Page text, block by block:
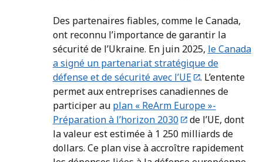
Des partenaires fiables, comme le Canada,
ont reconnu l’importance de garantir la
sécurité de l’Ukraine. En juin 2025, le Canada
a signé un partenariat stratégique de
défense et de sécurité avec l’UE
. L’entente
permet aux entreprises canadiennes de
participer au plan « ReArm Europe »-
Préparation à l’horizon 2030
de l’UE, dont
la valeur est estimée à 1 250 milliards de
dollars. Ce plan vise à accroître rapidement